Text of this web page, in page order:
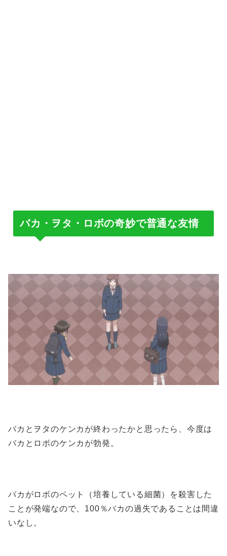
バカ・ヲタ・ロボの奇妙で普通な友情
バカとヲタのケンカが終わったかと思ったら、今度は
バカとロボのケンカが勃発。
バカがロボのペット（培養している細菌）を殺害した
ことが発端なので、100％バカの過失であることは間違
いなし。